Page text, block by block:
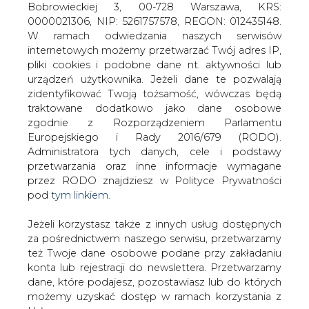
Jeżeli korzystasz także z innych usług dostępnych
za pośrednictwem naszego serwisu, przetwarzamy
też Twoje dane osobowe podane przy zakładaniu
konta lub rejestracji do newslettera. Przetwarzamy
dane, które podajesz, pozostawiasz lub do których
możemy uzyskać dostęp w ramach korzystania z
Usług.
Informacje dotyczące Administratora Twoich
danych osobowych a także cele i podstawy
przetwarzania oraz inne niezbędne informacje
wymagane przez RODO znajdziesz w Polityce
Prywatności pod wskazanym linkiem (
tym linkiem
Dane zbierane na potrzeby różnych usług mogą
być przetwarzane w różnych celach, na różnych
podstawach.
Pamiętaj, że w związku z przetwarzaniem danych
osobowych przysługuje Ci szereg gwarancji i praw,
a przede wszystkim prawo do odwołania zgody
oraz prawo sprzeciwu wobec przetwarzania Twoich
Polski i szwedzki operator systemu
przesyłowego - PSE Operator i Svenska
Kraftnät (SvK), podpisali wspólną
deklarację o prowadzeniu prac nad
wdrożeniem rynkowych mechanizmów
udostępniania zdolności przesyłowych,
które połączą systemy przesyłowe
Polski i Szwecji. Giełdy energii Nord
Pool Spot i Towarowa Giełda Energii
pracują nad stworzeniem systemu
transakcyjnego.
Deklaracja operatorów została pozytywnie przyjęta przez
Regulatorów obu krajów, a podjęte prace będą przez
nich nadzorowane.